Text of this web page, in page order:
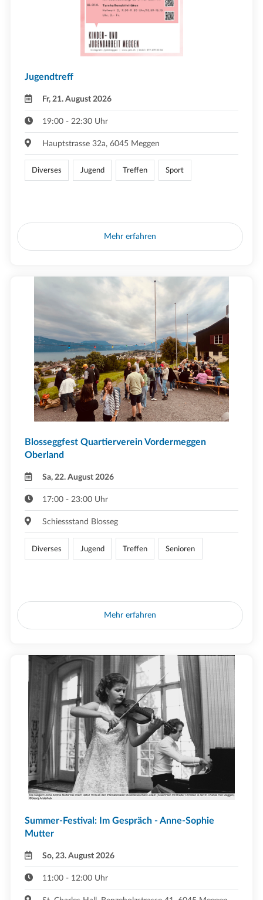
Jugendtreff
Fr, 21. August 2026
19:00 - 22:30 Uhr
Hauptstrasse 32a, 6045 Meggen
Diverses Jugend Treffen Sport
Mehr erfahren
Blosseggfest Quartierverein Vordermeggen
Oberland
Sa, 22. August 2026
17:00 - 23:00 Uhr
Schiessstand Blosseg
Diverses Jugend Treffen Senioren
Mehr erfahren
Summer-Festival: Im Gespräch - Anne-Sophie
Mutter
So, 23. August 2026
11:00 - 12:00 Uhr